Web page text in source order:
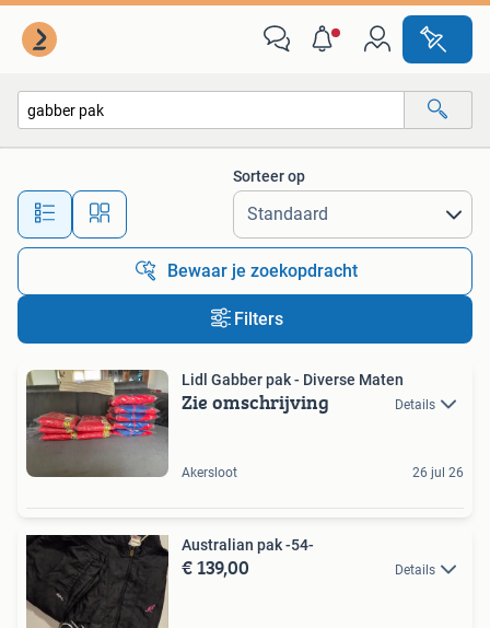
Alle afstanden…
Sorteer op
Bewaar je zoekopdracht
Filters
Lidl Gabber pak - Diverse Maten
Zie omschrijving Details
Akersloot 26 jul 26
Australian pak -54-
€ 139,00 Details